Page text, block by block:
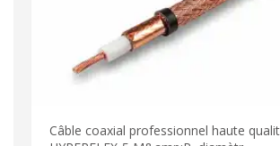
Câble coaxial professionnel haute